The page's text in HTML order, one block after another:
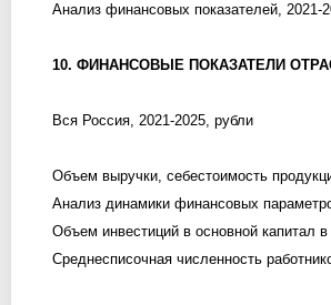
Анализ финансовых показателей, 2021-
10. ФИНАНСОВЫЕ ПОКАЗАТЕЛИ
Вся Россия, 2021-2025, рубли
Объем выручки, себестоимость
Анализ динамики финансовых
Объем инвестиций в основной капитал
Среднесписочная численность